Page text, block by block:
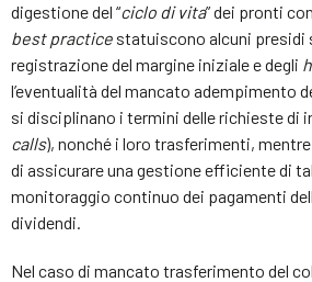
digestione del “ciclo di vita” dei pronti
best practice statuiscono alcuni presidi
registrazione del margine iniziale e degli
l’eventualità del mancato adempimento
si disciplinano i termini delle richieste di
calls), nonché i loro trasferimenti,
di assicurare una gestione efficiente di
monitoraggio continuo dei pagamenti
dividendi.
Nel caso di mancato trasferimento del